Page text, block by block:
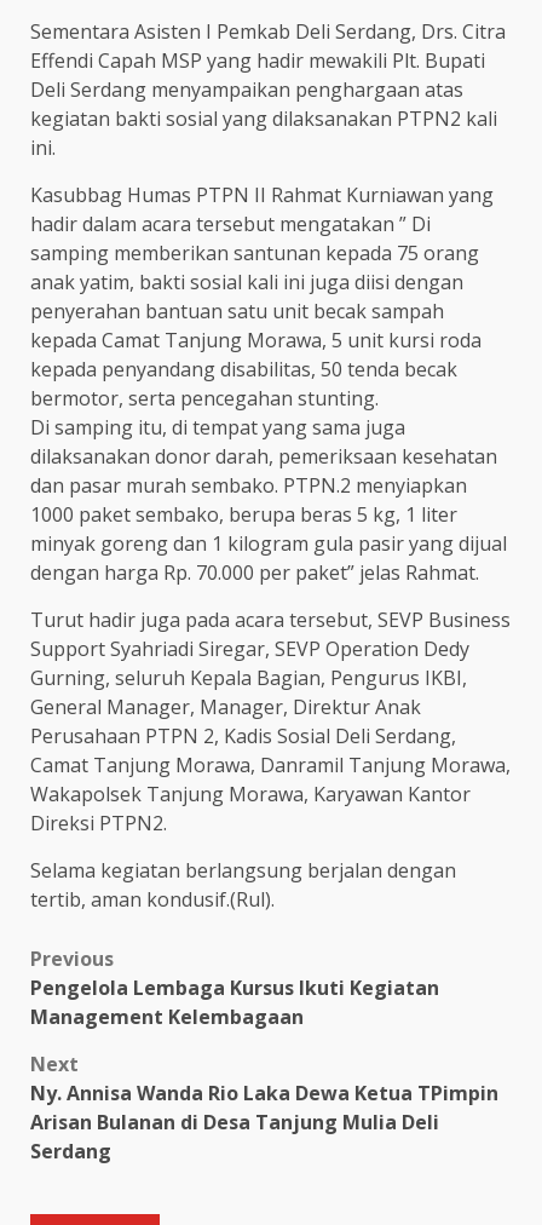
Sementara Asisten I Pemkab Deli Serdang, Drs. Citra
Effendi Capah MSP yang hadir mewakili Plt. Bupati
Deli Serdang menyampaikan penghargaan atas
kegiatan bakti sosial yang dilaksanakan PTPN2 kali
ini.
Kasubbag Humas PTPN II Rahmat Kurniawan yang
hadir dalam acara tersebut mengatakan ” Di
samping memberikan santunan kepada 75 orang
anak yatim, bakti sosial kali ini juga diisi dengan
penyerahan bantuan satu unit becak sampah
kepada Camat Tanjung Morawa, 5 unit kursi roda
kepada penyandang disabilitas, 50 tenda becak
bermotor, serta pencegahan stunting.
Di samping itu, di tempat yang sama juga
dilaksanakan donor darah, pemeriksaan kesehatan
dan pasar murah sembako. PTPN.2 menyiapkan
1000 paket sembako, berupa beras 5 kg, 1 liter
minyak goreng dan 1 kilogram gula pasir yang dijual
dengan harga Rp. 70.000 per paket” jelas Rahmat.
Turut hadir juga pada acara tersebut, SEVP Business
Support Syahriadi Siregar, SEVP Operation Dedy
Gurning, seluruh Kepala Bagian, Pengurus IKBI,
General Manager, Manager, Direktur Anak
Perusahaan PTPN 2, Kadis Sosial Deli Serdang,
Camat Tanjung Morawa, Danramil Tanjung Morawa,
Wakapolsek Tanjung Morawa, Karyawan Kantor
Direksi PTPN2.
Selama kegiatan berlangsung berjalan dengan
tertib, aman kondusif.(Rul).
Post
navigation
Previous
Pengelola Lembaga Kursus Ikuti Kegiatan
Management Kelembagaan
Next
Ny. Annisa Wanda Rio Laka Dewa Ketua TPimpin
Arisan Bulanan di Desa Tanjung Mulia Deli
Serdang